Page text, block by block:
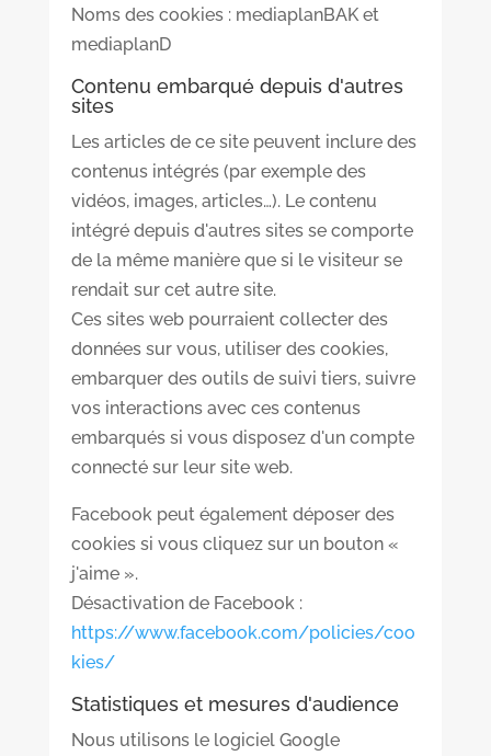
Noms des cookies : mediaplanBAK et
mediaplanD
Contenu embarqué depuis d'autres
sites
Les articles de ce site peuvent inclure des
contenus intégrés (par exemple des
vidéos, images, articles…). Le contenu
intégré depuis d'autres sites se comporte
de la même manière que si le visiteur se
rendait sur cet autre site.
Ces sites web pourraient collecter des
données sur vous, utiliser des cookies,
embarquer des outils de suivi tiers, suivre
vos interactions avec ces contenus
embarqués si vous disposez d'un compte
connecté sur leur site web.
Facebook peut également déposer des
cookies si vous cliquez sur un bouton «
j'aime ».
Désactivation de Facebook :
https://www.facebook.com/policies/coo
kies/
Statistiques et mesures d'audience
Nous utilisons le logiciel Google